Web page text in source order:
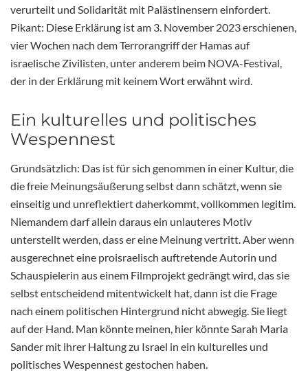
verurteilt und Solidarität mit Palästinensern einfordert.
Pikant: Diese Erklärung ist am 3. November 2023 erschienen,
vier Wochen nach dem Terrorangriff der Hamas auf
israelische Zivilisten, unter anderem beim NOVA-Festival,
der in der Erklärung mit keinem Wort erwähnt wird.
Ein kulturelles und politisches
Wespennest
Grundsätzlich: Das ist für sich genommen in einer Kultur, die
die freie Meinungsäußerung selbst dann schätzt, wenn sie
einseitig und unreflektiert daherkommt, vollkommen legitim.
Niemandem darf allein daraus ein unlauteres Motiv
unterstellt werden, dass er eine Meinung vertritt. Aber wenn
ausgerechnet eine proisraelisch auftretende Autorin und
Schauspielerin aus einem Filmprojekt gedrängt wird, das sie
selbst entscheidend mitentwickelt hat, dann ist die Frage
nach einem politischen Hintergrund nicht abwegig. Sie liegt
auf der Hand. Man könnte meinen, hier könnte Sarah Maria
Sander mit ihrer Haltung zu Israel in ein kulturelles und
politisches Wespennest gestochen haben.